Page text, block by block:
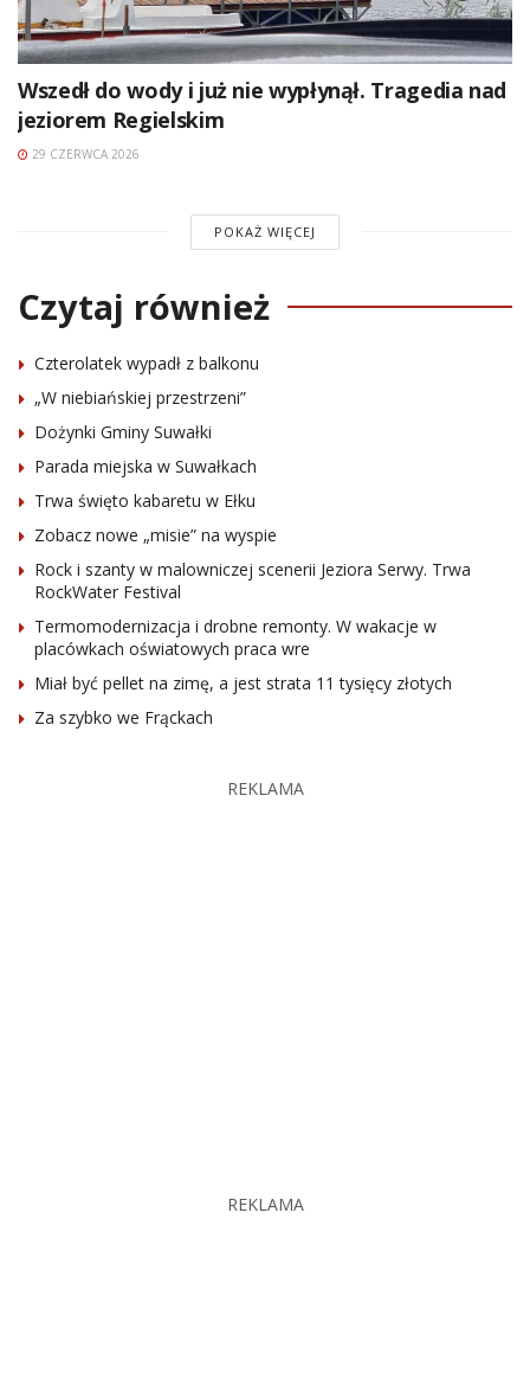
Wszedł do wody i już nie wypłynął. Tragedia nad
jeziorem Regielskim
29 CZERWCA 2026
POKAŻ WIĘCEJ
Czytaj również
Czterolatek wypadł z balkonu
„W niebiańskiej przestrzeni”
Dożynki Gminy Suwałki
Parada miejska w Suwałkach
Trwa święto kabaretu w Ełku
Zobacz nowe „misie” na wyspie
Rock i szanty w malowniczej scenerii Jeziora Serwy. Trwa
RockWater Festival
Termomodernizacja i drobne remonty. W wakacje w
placówkach oświatowych praca wre
Miał być pellet na zimę, a jest strata 11 tysięcy złotych
Za szybko we Frąckach
REKLAMA
REKLAMA